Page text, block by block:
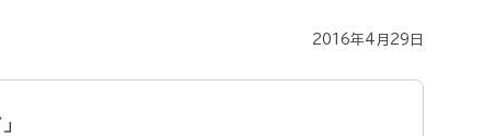
2016年4月29日